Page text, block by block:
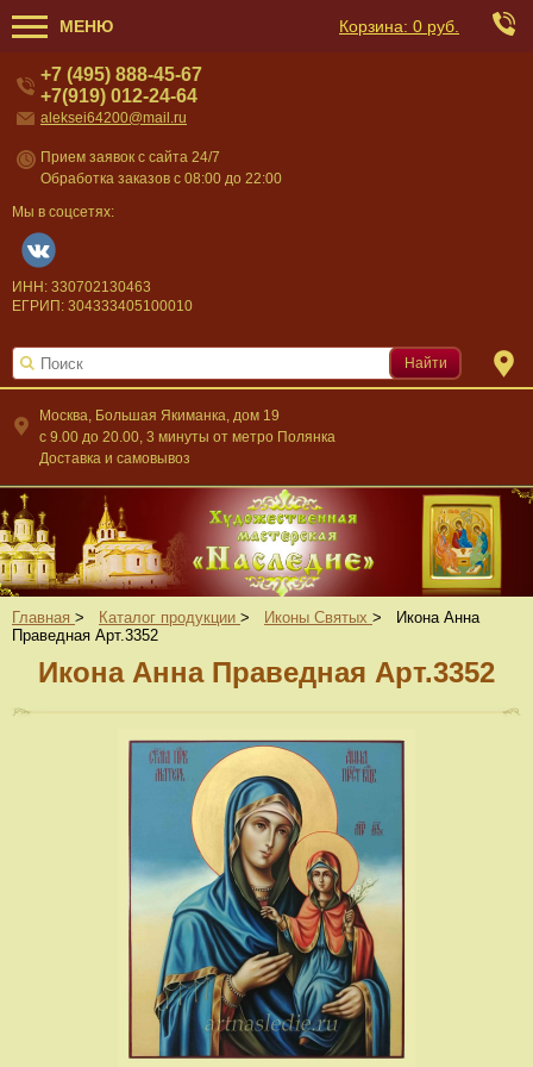
МЕНЮ Корзина: 0 руб.
Москва, Большая Якиманка, дом 19
c 9.00 до 20.00, 3 минуты от метро Полянка
Доставка и самовывоз
+7 (495) 888-45-67
+7(919) 012-24-64
aleksei64200@mail.ru
Прием заявок с сайта 24/7
Обработка заказов с 08:00 до 22:00
Мы в соцсетях:
ИНН: 330702130463
ЕГРИП: 304333405100010
Найти
Главная > Каталог продукции > Иконы Святых >
Икона Анна
Праведная Арт.3352
Икона Анна Праведная Арт.3352